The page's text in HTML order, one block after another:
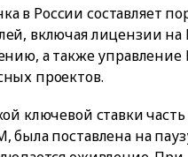
в России составляет
включая лицензии на
а также
проектов.
ключевой ставки
была поставлена на